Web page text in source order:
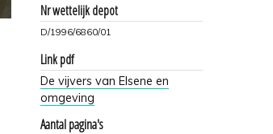
Nr wettelijk depot
D/1996/6860/01
Link pdf
De vijvers van Elsene en
omgeving
Aantal pagina's